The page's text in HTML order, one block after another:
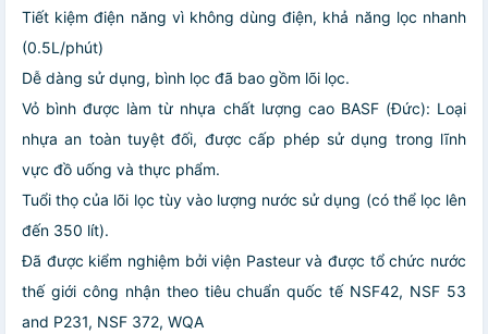
Tiết kiệm điện năng vì không dùng điện, khả năng lọc nhanh
(0.5L/phút)
Dễ dàng sử dụng, bình lọc đã bao gồm lõi lọc.
Vỏ bình được làm từ nhựa chất lượng cao BASF (Đức): Loại
nhựa an toàn tuyệt đối, được cấp phép sử dụng trong lĩnh
vực đồ uống và thực phẩm.
Tuổi thọ của lõi lọc tùy vào lượng nước sử dụng (có thể lọc lên
đến 350 lít).
Đã được kiểm nghiệm bởi viện Pasteur và được tổ chức nước
thế giới công nhận theo tiêu chuẩn quốc tế NSF42, NSF 53
and P231, NSF 372, WQA